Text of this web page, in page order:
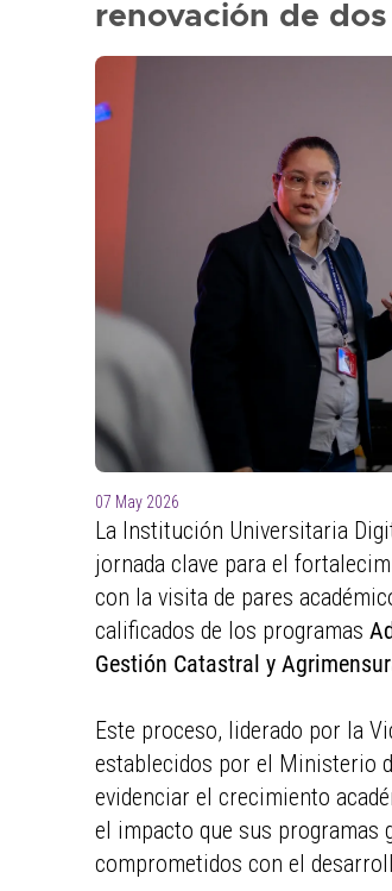
renovación de
07 May 2026
La Institución Universitaria
jornada clave para el
con la visita de pares
calificados de los programas
Gestión Catastral y
Este proceso, liderado por la
establecidos por el Ministerio
evidenciar el crecimiento
el impacto que sus
comprometidos con el